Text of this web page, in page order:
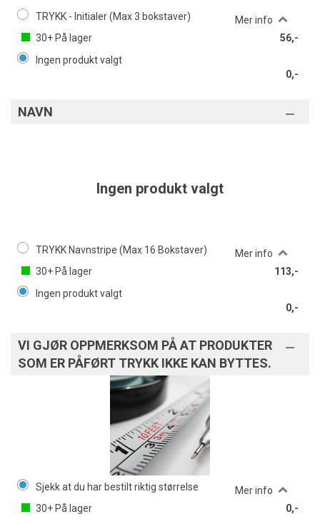
TRYKK - Initialer (Max 3 bokstaver)
Mer info
30+ På lager
56,-
Ingen produkt valgt
0,-
NAVN
Ingen produkt valgt
TRYKK Navnstripe (Max 16 Bokstaver)
Mer info
30+ På lager
113,-
Ingen produkt valgt
0,-
VI GJØR OPPMERKSOM PÅ AT PRODUKTER
SOM ER PÅFØRT TRYKK IKKE KAN BYTTES.
Sjekk at du har bestilt riktig størrelse
Mer info
30+ På lager 0,-